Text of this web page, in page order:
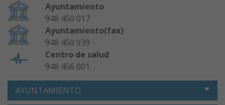
Ayuntamiento
948 450 017
Ayuntamiento(fax)
948 450 939
Centro de salud
948 456 001
AYUNTAMIENTO